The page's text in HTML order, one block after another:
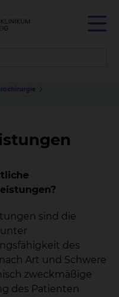
sind die
des
Art und Schwere
zweckmäßige
des Patienten